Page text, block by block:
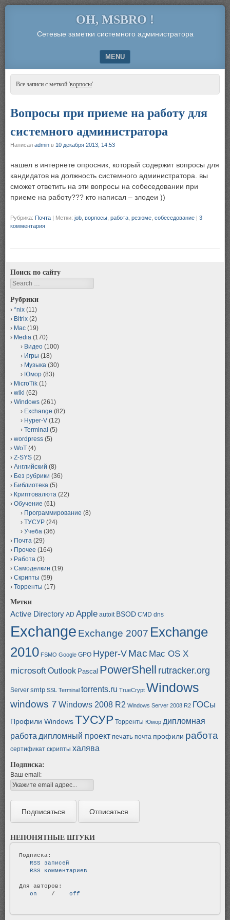
OH, MSBRO !
Сетевые заметки системного администратора
MENU
SKIP TO CONTENT
Все записи с меткой 'ворпосы'
Вопросы при приеме на работу для
системного администратора
Написал admin в 10 декабря 2013, 14:53
нашел в интернете опросник, который содержит вопросы для
кандидатов на должность системного администратора. вы
сможет ответить на эти вопросы на собеседовании при
приеме на работу??? кто написал – злодеи ))
Рубрика: Почта | Метки: job ворпосы работа резюме собеседование | 3
комментария
Поиск по сайту
Search
Рубрики
*nix (11)
Bitrix (2)
Mac (19)
Media (170)
Видео (100)
Игры (18)
Музыка (30)
Юмор (83)
MicroTik (1)
wiki (62)
Windows (261)
Exchange (82)
Hyper-V (12)
Terminal (5)
wordpress (5)
WoT (4)
Z-SYS (2)
Английский (8)
Без рубрики (36)
Библиотека (5)
Криптовалюта (22)
Обучение (61)
Программирование (8)
ТУСУР (24)
Учеба (36)
Почта (29)
Прочее (164)
Работа (3)
Самоделкин (19)
Скрипты (59)
Торренты (17)
Метки
Active Directory AD Apple autoit BSOD CMD dns
Exchange Exchange 2007 Exchange
2010 FSMO Google GPO Hyper-V Mac Mac OS X
microsoftOutlook Pascal PowerShell rutracker.org
Server smtp SSL Terminal torrents.ru TrueCrypt Windows
windows 7 Windows 2008 R2 Windows Server 2008 R2 ГОСы
Профили WindowsТУСУР Торренты Юмор дипломная
работа дипломный проект печать почта профили работа
сертификат скрипты халява
Подписка:
Ваш email:
НЕПОНЯТНЫЕ ШТУКИ
   RSS записей
   RSS комментариев
   on
/
   off